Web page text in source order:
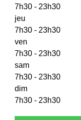
7h30 - 23h30
jeu
7h30 - 23h30
ven
7h30 - 23h30
sam
7h30 - 23h30
dim
7h30 - 23h30